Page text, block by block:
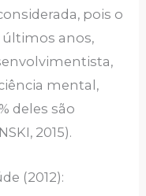
pois o
últimos anos,
mental,
deles são
2015).
(2012):